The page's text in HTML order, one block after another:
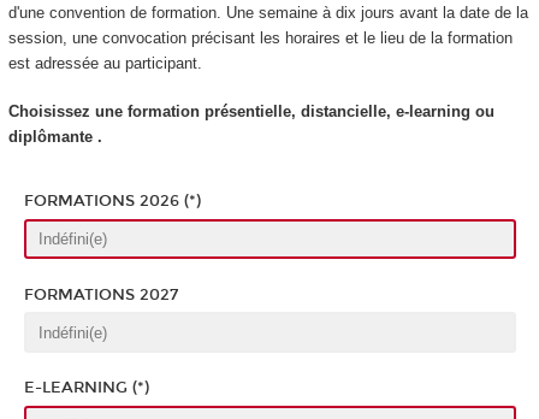
d'une convention de formation. Une semaine à dix jours avant la date de la
session, une convocation précisant les horaires et le lieu de la formation
est adressée au participant.
Choisissez une formation présentielle, distancielle, e-learning ou
diplômante .
FORMATIONS 2026 (*)
FORMATIONS 2027
E-LEARNING (*)